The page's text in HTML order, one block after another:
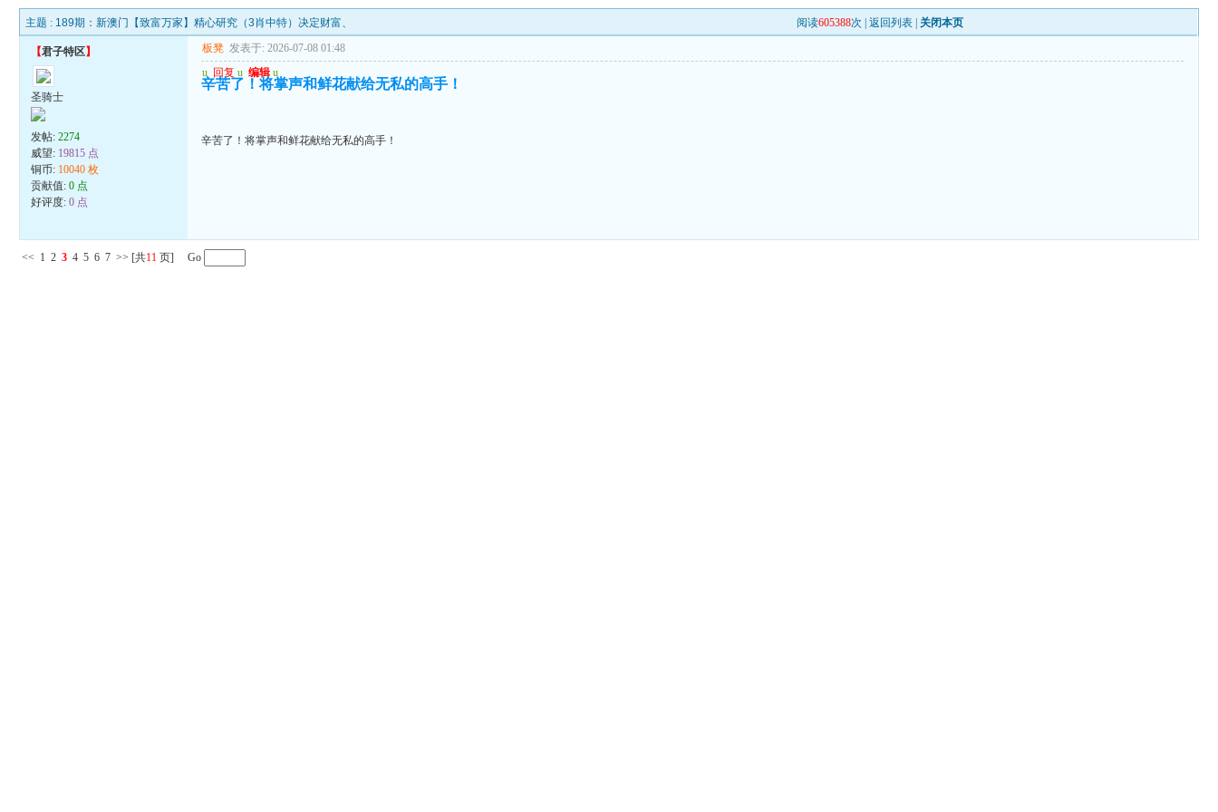
主题 : 189期：新澳门【致富万家】精心研究（3肖中特）决定财富、 阅读605388次 |返回列表 关闭本页
【君子特区】
圣骑士
发帖:2274
威望: 19815 点
铜币: 10040 枚
贡献值:0 点
好评度:0 点
板凳 发表于: 2026-07-08 01:48
u 回复 u 编辑 u
辛苦了！将掌声和鲜花献给无私的高手！
辛苦了！将掌声和鲜花献给无私的高手！
<< 1 2 3 4 5 6 7 >> [共11 页] Go